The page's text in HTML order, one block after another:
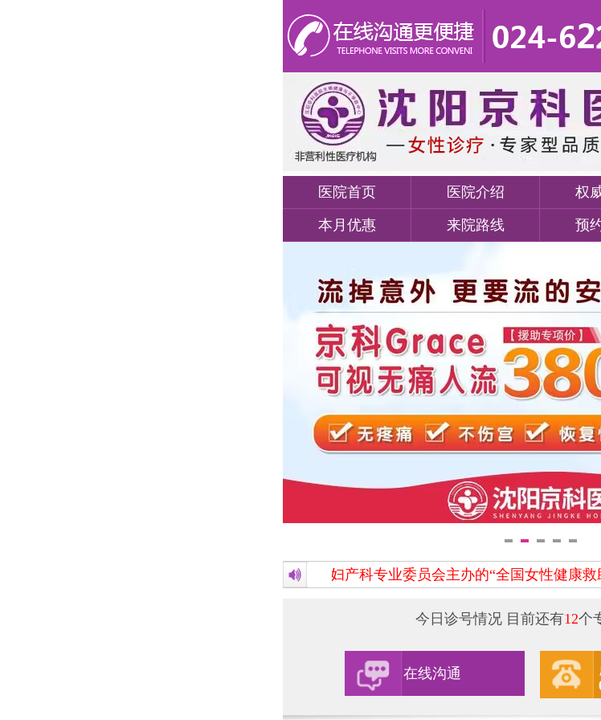
医院首页 医院介绍 权
本月优惠 来院路线 预
热烈祝贺 由中国中西医结合学会妇产科专业委员会主办的“全国女性健康救
今日诊号情况 目前还有12个
在线沟通